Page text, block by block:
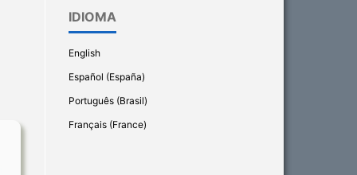
IDIOMA
English
Español (España)
Português (Brasil)
Français (France)